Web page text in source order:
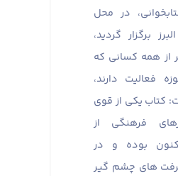
در محل
برگزار گردید،
از همه کسانی که
فعالیت دارند،
کتاب یکی از قوی
فرهنگی از
بوده و در
های چشم گیر